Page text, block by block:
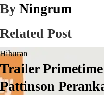
By Ningrum
Related Post
Hiburan
Trailer
Pattinson